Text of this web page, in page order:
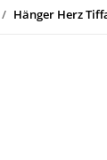
Hänger Herz